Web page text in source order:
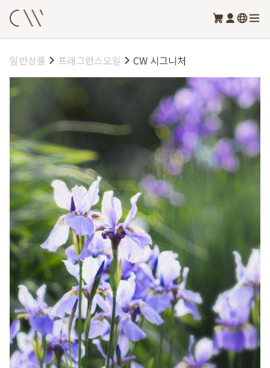
일반상품 프래그런스오일 CW 시그니처